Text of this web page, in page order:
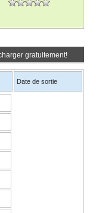
gratuitement!
Date de sortie